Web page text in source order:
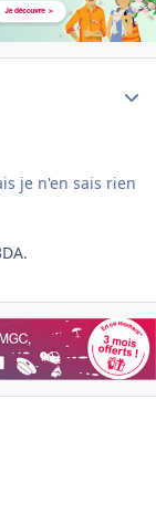
je n'en sais rien